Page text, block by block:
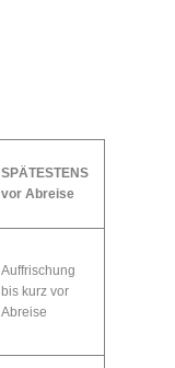
SPÄTESTENS
vor Abreise
Auffrischung
bis kurz vor
Abreise